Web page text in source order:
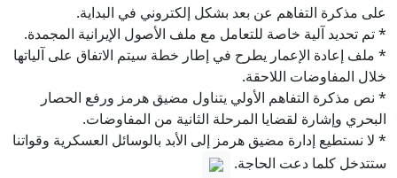
على مذكرة التفاهم عن بعد بشكل إلكتروني في البداية.
* تم تحديد آلية خاصة للتعامل مع ملف الأصول الإيرانية المجمدة.
* ملف إعادة الإعمار يطرح في إطار خطة سيتم الاتفاق على آلياتها
خلال المفاوضات اللاحقة.
* نص مذكرة التفاهم الأولي يتناول مضيق هرمز ورفع الحصار
البحري وإشارة لقضايا المرحلة الثانية من المفاوضات.
* لا نستطيع إدارة مضيق هرمز إلى الأبد بالوسائل العسكرية وقواتنا
ستتدخل كلما دعت الحاجة.